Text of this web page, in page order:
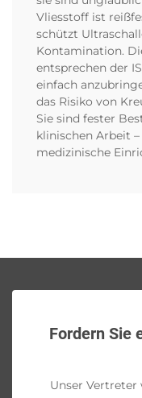
Vliesstoff ist
schützt
Kontamination.
entsprechen der
einfach
das Risiko von
Sie sind fester
klinischen Arbeit
medizinische
Fordern Sie
Unser Vertreter